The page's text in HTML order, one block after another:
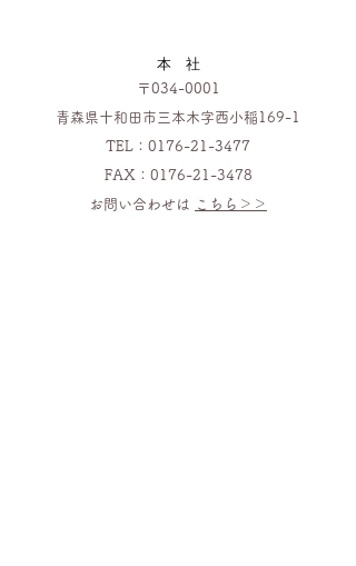
​​本 社
〒034-0001
青森県十和田市三本木字西小稲169-1
TEL：0176-21-3477
​FAX：0176-21-3478
​​お問い合わせは こちら＞＞